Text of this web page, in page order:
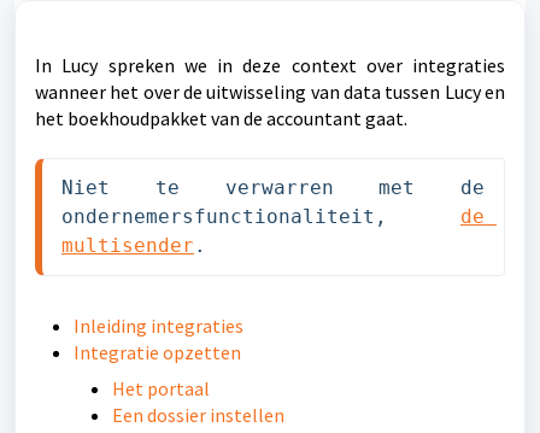
In Lucy spreken we in deze context over integraties
wanneer het over de uitwisseling van data tussen Lucy en
het boekhoudpakket van de accountant gaat.
Niet te verwarren met de
ondernemersfunctionaliteit, de
multisender .
Inleiding integraties
Integratie opzetten
Het portaal
Een dossier instellen